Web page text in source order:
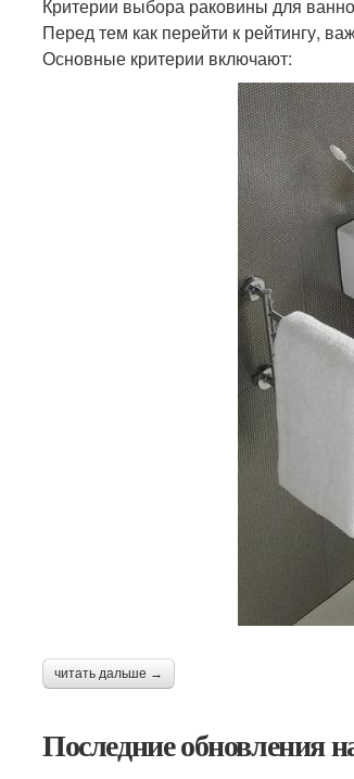
Критерии выбора раковины для
Перед тем как перейти к рейтингу,
Основные критерии включают:
читать дальше →
Последние обновления